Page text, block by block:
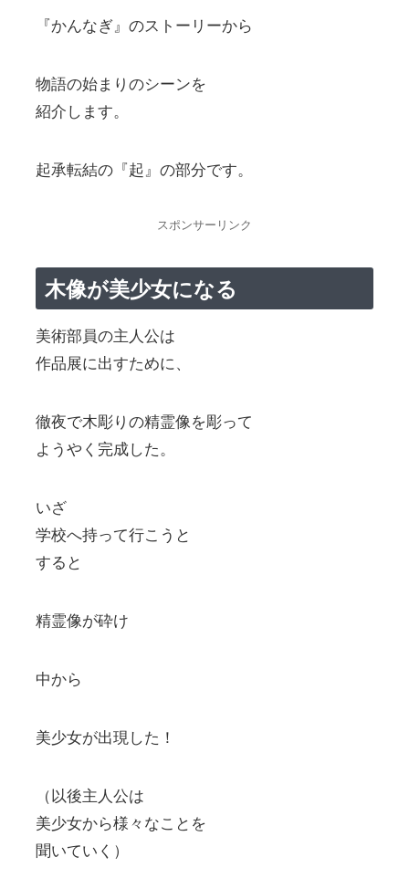
『かんなぎ』のストーリーから
物語の始まりのシーンを
紹介します。
起承転結の『起』の部分です。
スポンサーリンク
木像が美少女になる
美術部員の主人公は
作品展に出すために、
徹夜で木彫りの精霊像を彫って
ようやく完成した。
いざ
学校へ持って行こうと
すると
精霊像が砕け
中から
美少女が出現した！
（以後主人公は
美少女から様々なことを
聞いていく）